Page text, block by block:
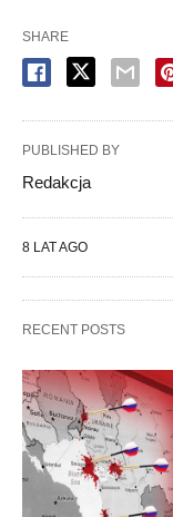
SHARE
PUBLISHED BY
Redakcja
8 LAT AGO
RECENT POSTS